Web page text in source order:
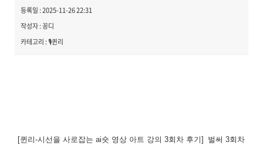
등록일 : 2025-11-26 22:31
작성자 : 꽁디
카테고리 : 🎙️퀸리
[퀸리-시선을 사로잡는 ai숏 영상 아트 강의 3회차 후기] 벌써 3회차